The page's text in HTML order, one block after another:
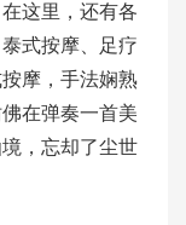
这里，还有各
式按摩、足疗
摩，手法娴熟
在弹奏一首美
，忘却了尘世